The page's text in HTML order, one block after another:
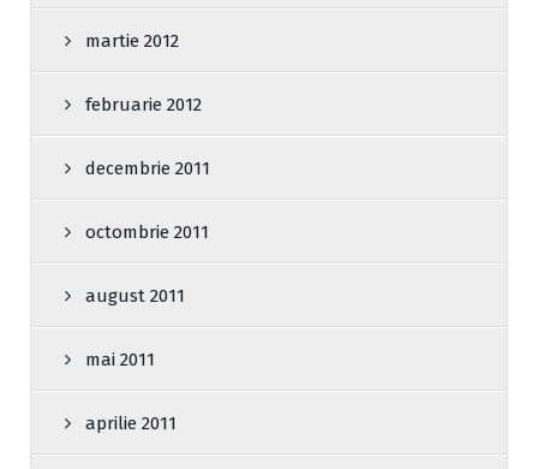
martie 2012
februarie 2012
decembrie 2011
octombrie 2011
august 2011
mai 2011
aprilie 2011